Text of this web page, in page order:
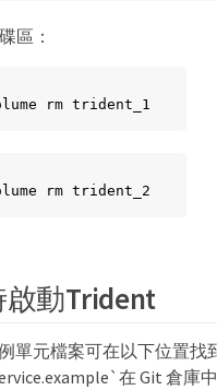
區：
rm trident_1
rm trident_2
動Trident
單元檔案可在以下位置找
在 Git 倉庫